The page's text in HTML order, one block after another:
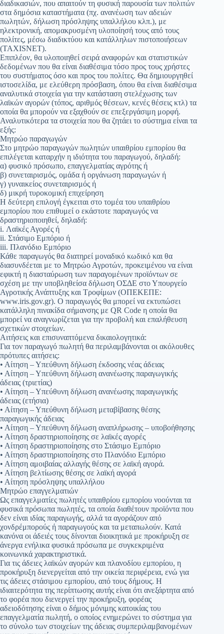
διαδικασιών, που απαιτούν τη φυσική παρουσία των πολιτών
στα δημόσια καταστήματα (πχ. ανανέωση των αδειών
πωλητών, δήλωση πρόσληψης υπαλλήλου κλπ.), με
ηλεκτρονική, απομακρυσμένη υλοποίησή τους από τους
πολίτες, μέσω διαδικτύου και κατάλληλων πιστοποιήσεων
(TAXISNET).
Επιπλέον, θα υλοποιηθεί σειρά αναφορών και στατιστικών
δεδομένων που θα είναι διαθέσιμα τόσο προς τους χρήστες
του συστήματος όσο και προς του πολίτες. Θα δημιουργηθεί
ιστοσελίδα, με ελεύθερη πρόσβαση, όπου θα είναι διαθέσιμα
αναλυτικά στοιχεία για την κατάσταση στελέχωσης των
λαϊκών αγορών (τόπος, αριθμός θέσεων, κενές θέσεις κτλ) τα
οποία θα μπορούν να εξαχθούν σε επεξεργάσιμη μορφή.
Αναλυτικότερα τα στοιχεία που θα ζητάει το σύστημα είναι τα
εξής:
Μητρώο παραγωγών
Στο μητρώο παραγωγών πωλητών υπαιθρίου εμπορίου θα
επιλέγεται καταρχήν η ιδιότητα του παραγωγού, δηλαδή:
α) φυσικό πρόσωπο, επαγγελματίας αγρότης ή
β) συνεταιρισμός, ομάδα ή οργάνωση παραγωγών ή
γ) γυναικείος συνεταιρισμός ή
δ) μικρή τυροκομική επιχείρηση
Η δεύτερη επιλογή έγκειται στο τομέα του υπαιθρίου
εμπορίου που επιθυμεί ο εκάστοτε παραγωγός να
δραστηριοποιηθεί, δηλαδή:
i. Λαϊκές Αγορές ή
ii. Στάσιμο Εμπόριο ή
iii. Πλανόδιο Εμπόριο
Κάθε παραγωγός θα διατηρεί μοναδικό κωδικό και θα
διασυνδέεται με το Μητρώο Αγροτών, προκειμένου να είναι
εφικτή η διασταύρωση των παραγομένων προϊόντων σε
σχέση με την υποβληθείσα δήλωση ΟΣΔΕ στο Υπουργείο
Αγροτικής Ανάπτυξης και Τροφίμων (ΟΠΕΚΕΠΕ:
www.iris.gov.gr). Ο παραγωγός θα μπορεί να εκτυπώσει
κατάλληλη πινακίδα σήμανσης με QR Code η οποία θα
μπορεί να αναγνωρίζεται για την προβολή και επαλήθευση
σχετικών στοιχείων.
Αιτήσεις και επισυναπτόμενα δικαιολογητικά:
Για τον παραγωγό πωλητή θα περιλαμβάνονται οι ακόλουθες
πρότυπες αιτήσεις:
• Αίτηση – Υπεύθυνη δήλωση έκδοσης νέας άδειας
• Αίτηση – Υπεύθυνη δήλωση ανανέωσης παραγωγικής
άδειας (τριετίας)
• Αίτηση – Υπεύθυνη δήλωση ανανέωσης παραγωγικής
άδειας (ετήσια)
• Αίτηση – Υπεύθυνη δήλωση μεταβίβασης θέσης
παραγωγικής άδειας
• Αίτηση – Υπεύθυνη δήλωση αναπλήρωσης – υποβοήθησης
• Αίτηση δραστηριοποίησης σε λαϊκές αγορές
• Αίτηση δραστηριοποίησης στο Στάσιμο Εμπόριο
• Αίτηση δραστηριοποίησης στο Πλανόδιο Εμπόριο
• Αίτηση αμοιβαίας αλλαγής θέσης σε λαϊκή αγορά.
• Αίτηση βελτίωσης θέσης σε λαϊκή αγορά
• Αίτηση πρόσληψης υπαλλήλου
Μητρώο επαγγελματιών
Ως επαγγελματίες πωλητές υπαιθρίου εμπορίου νοούνται τα
φυσικά πρόσωπα πωλητές, τα οποία διαθέτουν προϊόντα που
δεν είναι ιδίας παραγωγής, αλλά τα αγοράζουν από
χονδρέμπορούς ή παραγωγούς και τα μεταπωλούν. Κατά
κανόνα οι άδειές τους δίνονται διοικητικά με προκήρυξη σε
άνεργα ενήλικα φυσικά πρόσωπα με συγκεκριμένα
κοινωνικά χαρακτηριστικά.
Για τις άδειες λαϊκών αγορών και πλανοδίου εμπορίου, η
προκήρυξη διενεργείται από την οικεία περιφέρεια, ενώ για
τις άδειες στάσιμου εμπορίου, από τους δήμους. Η
ιδιαιτερότητα της περίπτωσης αυτής είναι ότι ανεξάρτητα από
το φορέα που διενεργεί την προκήρυξη, φορέας
αδειοδότησης είναι ο δήμος μόνιμης κατοικίας του
επαγγελματία πωλητή, ο οποίος ενημερώνει το σύστημα για
το σύνολο των στοιχείων της άδειας συμπεριλαμβανομένων